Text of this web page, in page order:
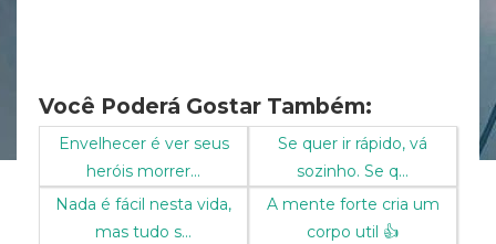
Você Poderá Gostar Também:
Envelhecer é ver seus
heróis morrer...
Se quer ir rápido, vá
sozinho. Se q...
Nada é fácil nesta vida,
mas tudo s...
A mente forte cria um
corpo util 👍